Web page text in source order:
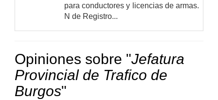
para conductores y licencias de armas.
N de Registro...
Opiniones sobre "Jefatura
Provincial de Trafico de
Burgos"